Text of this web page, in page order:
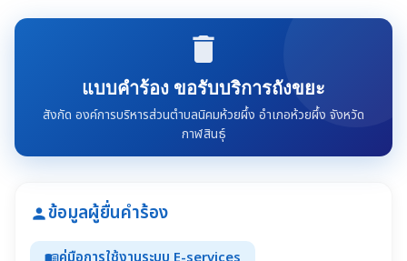
delete
แบบคำร้อง ขอรับบริการถังขยะ
สังกัด องค์การบริหารส่วนตำบลนิคมห้วยผึ้ง อำเภอห้วยผึ้ง จังหวัด
กาฬสินธุ์
personข้อมูลผู้ยื่นคำร้อง